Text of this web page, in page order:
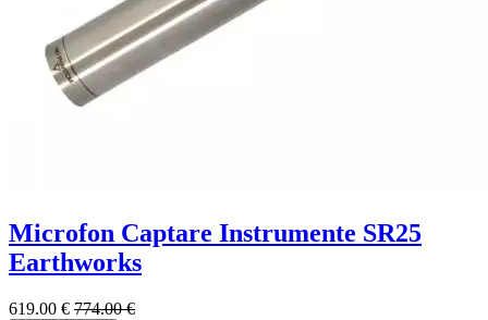
Microfon Captare Instrumente SR25
Earthworks
619.00 € 774.00 €